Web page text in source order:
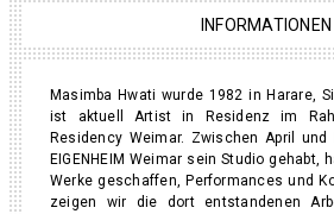
INFORMATIONEN
Masimba Hwati wurde 1982 in Harare,
ist aktuell Artist in Residenz im
Residency Weimar. Zwischen April
EIGENHEIM Weimar sein Studio gehabt,
Werke geschaffen, Performances und
zeigen wir die dort entstandenen